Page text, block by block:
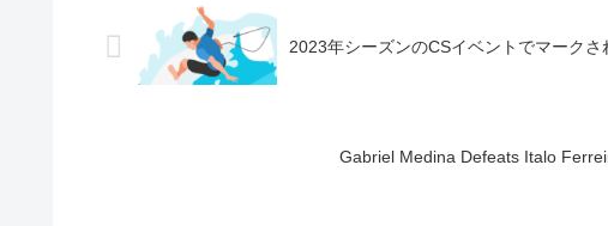
2023年シーズンのCSイベントでマーク
Gabriel Medina Defeats Italo